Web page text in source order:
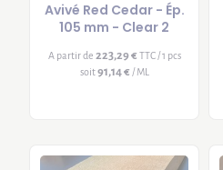
Avivé Red Cedar - Ép.
105 mm - Clear 2
A partir de 223,29 € TTC / 1 pcs
soit91,14 € / ML